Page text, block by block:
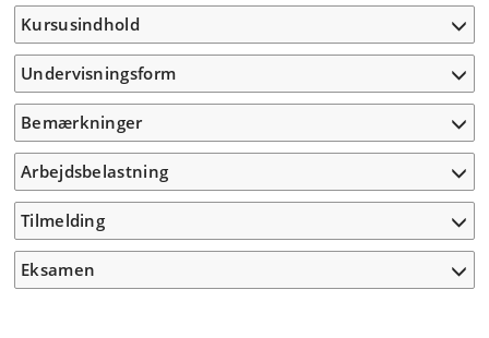
Kursusindhold
Undervisningsform
Bemærkninger
Arbejdsbelastning
Tilmelding
Eksamen